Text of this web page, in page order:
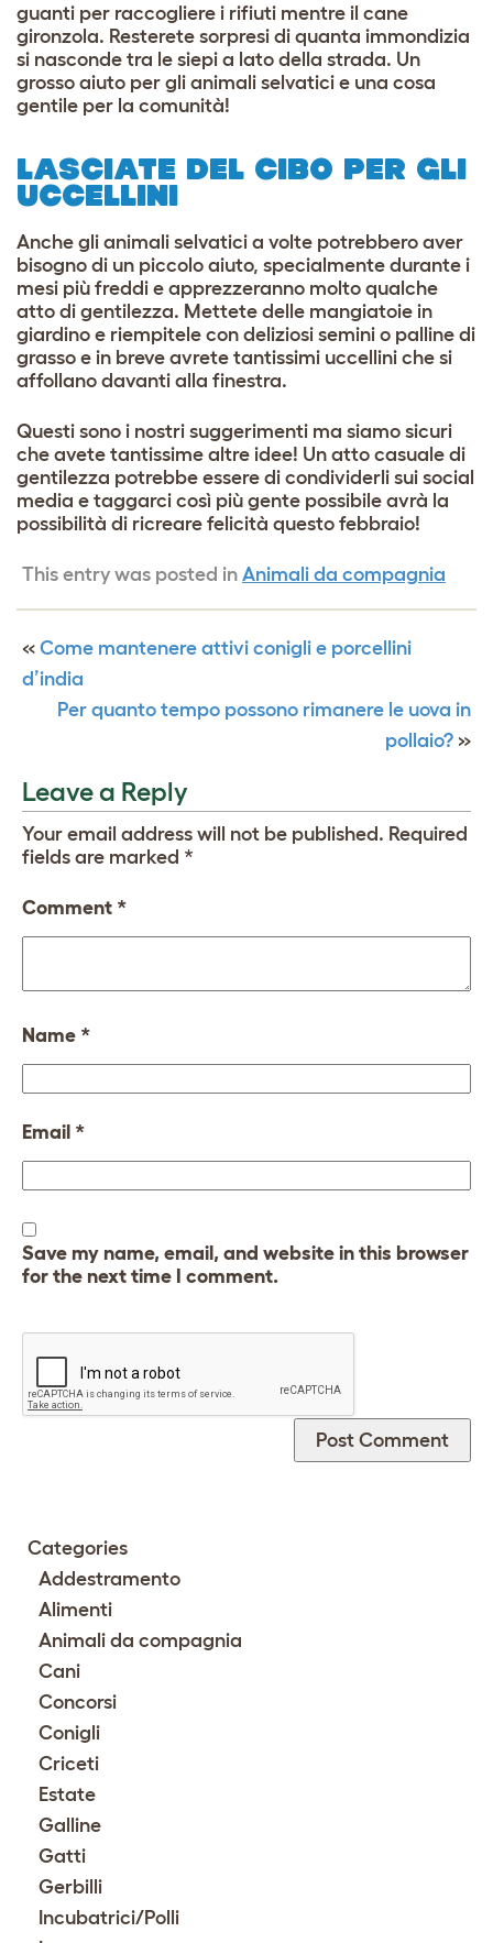
guanti per raccogliere i rifiuti mentre il cane
gironzola. Resterete sorpresi di quanta immondizia
si nasconde tra le siepi a lato della strada. Un
grosso aiuto per gli animali selvatici e una cosa
gentile per la comunità!
LASCIATE DEL CIBO PER GLI
UCCELLINI
Anche gli animali selvatici a volte potrebbero aver
bisogno di un piccolo aiuto, specialmente durante i
mesi più freddi e apprezzeranno molto qualche
atto di gentilezza. Mettete delle mangiatoie in
giardino e riempitele con deliziosi semini o palline di
grasso e in breve avrete tantissimi uccellini che si
affollano davanti alla finestra.
Questi sono i nostri suggerimenti ma siamo sicuri
che avete tantissime altre idee! Un atto casuale di
gentilezza potrebbe essere di condividerli sui social
media e taggarci così più gente possibile avrà la
possibilità di ricreare felicità questo febbraio!
This entry was posted in Animali da compagnia
« Come mantenere attivi conigli e porcellini
d’india
Per quanto tempo possono rimanere le uova in
pollaio? »
Leave a Reply
Your email address will not be published. Required
fields are marked *
Comment *
Name *
Email *
Save my name, email, and website in this browser
for the next time I comment.
Categories
Addestramento
Alimenti
Animali da compagnia
Cani
Concorsi
Conigli
Criceti
Estate
Galline
Gatti
Gerbilli
Incubatrici/Polli